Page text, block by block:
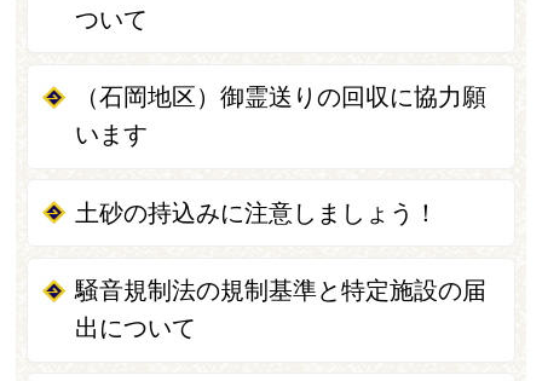
ついて
（石岡地区）御霊送りの回収に協力願
います
土砂の持込みに注意しましょう！
騒音規制法の規制基準と特定施設の届
出について